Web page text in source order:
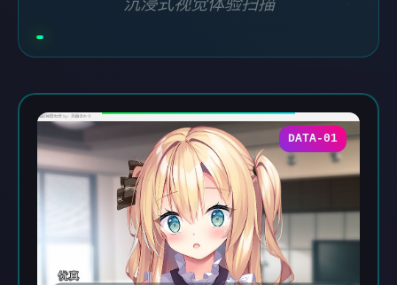
沉浸式视觉体验扫描
DATA-01